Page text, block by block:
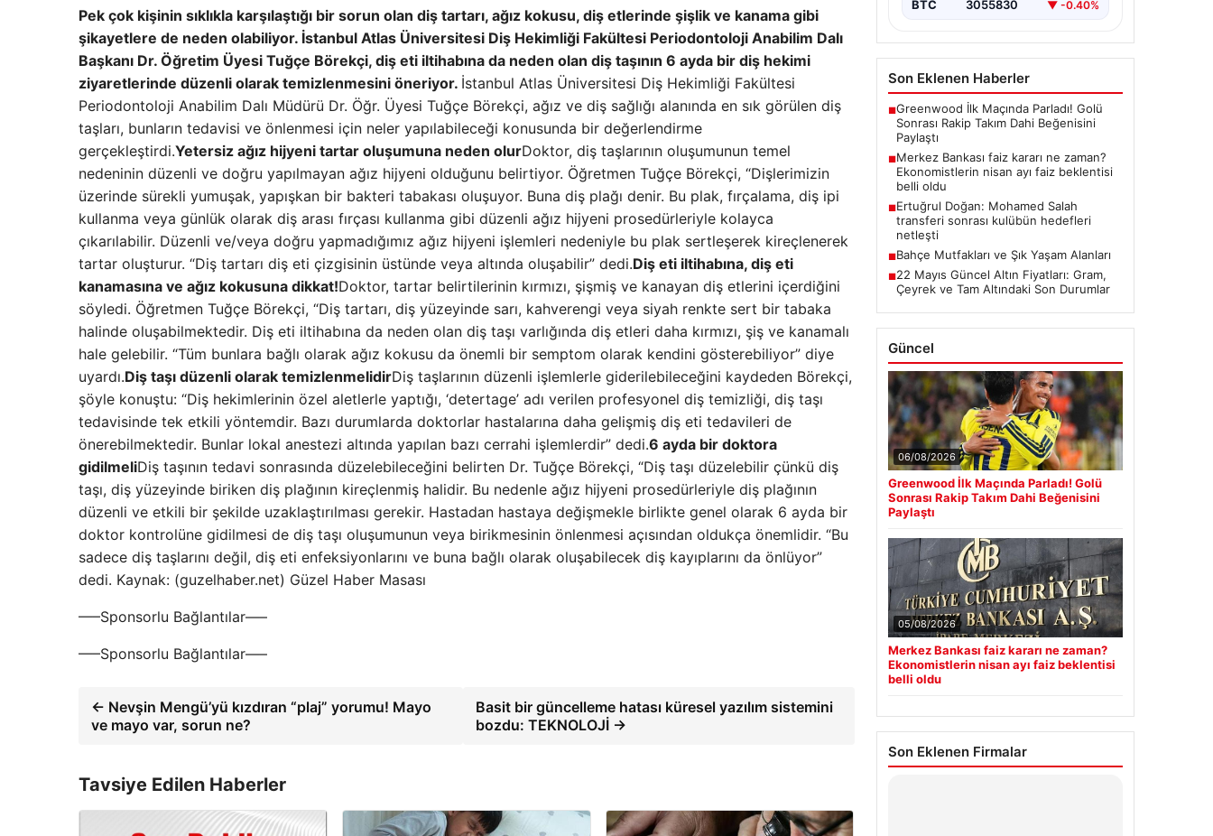
Pek çok kişinin sıklıkla karşılaştığı bir sorun olan diş tartarı, ağız kokusu, diş etlerinde şişlik ve kanama gibi
şikayetlere de neden olabiliyor. İstanbul Atlas Üniversitesi Diş Hekimliği Fakültesi Periodontoloji Anabilim Dalı
Başkanı Dr. Öğretim Üyesi Tuğçe Börekçi, diş eti iltihabına da neden olan diş taşının 6 ayda bir diş hekimi
ziyaretlerinde düzenli olarak temizlenmesini öneriyor. İstanbul Atlas Üniversitesi Diş Hekimliği Fakültesi
Periodontoloji Anabilim Dalı Müdürü Dr. Öğr. Üyesi Tuğçe Börekçi, ağız ve diş sağlığı alanında en sık görülen diş
taşları, bunların tedavisi ve önlenmesi için neler yapılabileceği konusunda bir değerlendirme
gerçekleştirdi.Yetersiz ağız hijyeni tartar oluşumuna neden olurDoktor, diş taşlarının oluşumunun temel
nedeninin düzenli ve doğru yapılmayan ağız hijyeni olduğunu belirtiyor. Öğretmen Tuğçe Börekçi, “Dişlerimizin
üzerinde sürekli yumuşak, yapışkan bir bakteri tabakası oluşuyor. Buna diş plağı denir. Bu plak, fırçalama, diş ipi
kullanma veya günlük olarak diş arası fırçası kullanma gibi düzenli ağız hijyeni prosedürleriyle kolayca
çıkarılabilir. Düzenli ve/veya doğru yapmadığımız ağız hijyeni işlemleri nedeniyle bu plak sertleşerek kireçlenerek
tartar oluşturur. “Diş tartarı diş eti çizgisinin üstünde veya altında oluşabilir” dedi.Diş eti iltihabına, diş eti
kanamasına ve ağız kokusuna dikkat!Doktor, tartar belirtilerinin kırmızı, şişmiş ve kanayan diş etlerini içerdiğini
söyledi. Öğretmen Tuğçe Börekçi, “Diş tartarı, diş yüzeyinde sarı, kahverengi veya siyah renkte sert bir tabaka
halinde oluşabilmektedir. Diş eti iltihabına da neden olan diş taşı varlığında diş etleri daha kırmızı, şiş ve kanamalı
hale gelebilir. “Tüm bunlara bağlı olarak ağız kokusu da önemli bir semptom olarak kendini gösterebiliyor” diye
uyardı.Diş taşı düzenli olarak temizlenmelidirDiş taşlarının düzenli işlemlerle giderilebileceğini kaydeden Börekçi,
şöyle konuştu: “Diş hekimlerinin özel aletlerle yaptığı, ‘detertage’ adı verilen profesyonel diş temizliği, diş taşı
tedavisinde tek etkili yöntemdir. Bazı durumlarda doktorlar hastalarına daha gelişmiş diş eti tedavileri de
önerebilmektedir. Bunlar lokal anestezi altında yapılan bazı cerrahi işlemlerdir” dedi.6 ayda bir doktora
gidilmeliDiş taşının tedavi sonrasında düzelebileceğini belirten Dr. Tuğçe Börekçi, “Diş taşı düzelebilir çünkü diş
taşı, diş yüzeyinde biriken diş plağının kireçlenmiş halidir. Bu nedenle ağız hijyeni prosedürleriyle diş plağının
düzenli ve etkili bir şekilde uzaklaştırılması gerekir. Hastadan hastaya değişmekle birlikte genel olarak 6 ayda bir
doktor kontrolüne gidilmesi de diş taşı oluşumunun veya birikmesinin önlenmesi açısından oldukça önemlidir. “Bu
sadece diş taşlarını değil, diş eti enfeksiyonlarını ve buna bağlı olarak oluşabilecek diş kayıplarını da önlüyor”
dedi. Kaynak: (guzelhaber.net) Güzel Haber Masası
—–Sponsorlu Bağlantılar—–
—–Sponsorlu Bağlantılar—–
← Nevşin Mengü’yü kızdıran “plaj” yorumu! Mayo
ve mayo var, sorun ne?
Basit bir güncelleme hatası küresel yazılım sistemini
bozdu: TEKNOLOJİ →
Tavsiye Edilen Haberler
BTC 3055830 ▼ -0.40%
Son Eklenen Haberler
■Greenwood İlk Maçında Parladı! Golü
Sonrası Rakip Takım Dahi Beğenisini
Paylaştı
■Merkez Bankası faiz kararı ne zaman?
Ekonomistlerin nisan ayı faiz beklentisi
belli oldu
■Ertuğrul Doğan: Mohamed Salah
transferi sonrası kulübün hedefleri
netleşti
■Bahçe Mutfakları ve Şık Yaşam Alanları
■22 Mayıs Güncel Altın Fiyatları: Gram,
Çeyrek ve Tam Altındaki Son Durumlar
Güncel
06/08/2026
Greenwood İlk Maçında Parladı! Golü
Sonrası Rakip Takım Dahi Beğenisini
Paylaştı
05/08/2026
Merkez Bankası faiz kararı ne zaman?
Ekonomistlerin nisan ayı faiz beklentisi
belli oldu
Son Eklenen Firmalar